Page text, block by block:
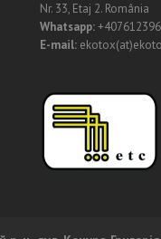
Nr. 33, Etaj 2. România
Whatsapp:
E-mail: